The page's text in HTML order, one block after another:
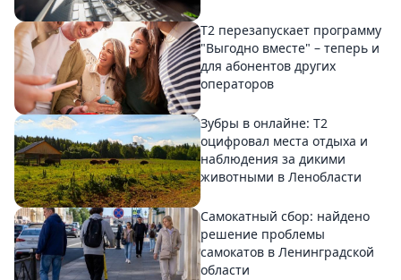
Т2 перезапускает программу
"Выгодно вместе" – теперь и
для абонентов других
операторов
Зубры в онлайне: Т2
оцифровал места отдыха и
наблюдения за дикими
животными в Ленобласти
Самокатный сбор: найдено
решение проблемы
самокатов в Ленинградской
области